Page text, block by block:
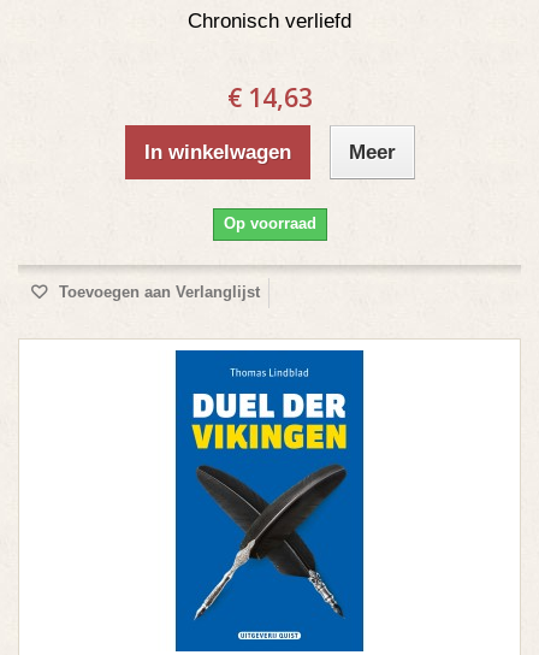
Chronisch verliefd
€ 14,63
In winkelwagen Meer
Op voorraad
Toevoegen aan Verlanglijst